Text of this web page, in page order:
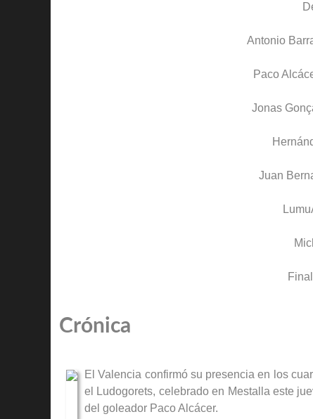
Antonio
Paco
Jonas
Juan
Lumu
Crónica
El Valencia confirmó su presencia en los
el Ludogorets, celebrado en Mestalla este
del goleador Paco Alcácer.